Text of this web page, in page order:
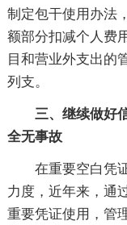
制定包干使用办法
额部分扣减个人费
目和营业外支出的
列支。
三、继续做好
全无事故
在重要空白凭
力度，近年来，通
重要凭证使用，管